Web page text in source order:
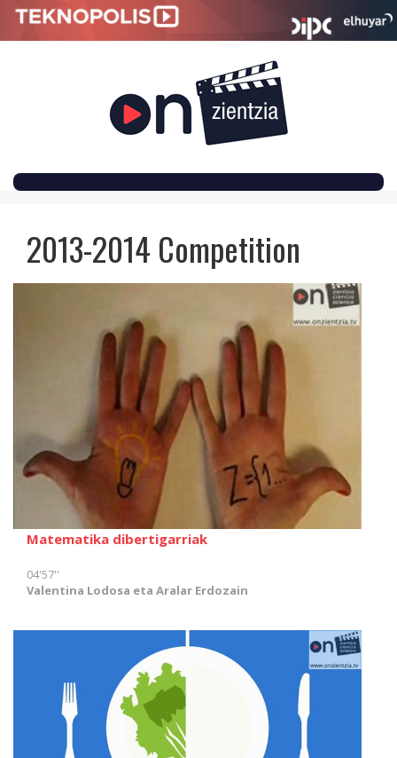
CONTENT
2013-2014 Competition
Matematika dibertigarriak
04'57''
Valentina Lodosa eta Aralar Erdozain